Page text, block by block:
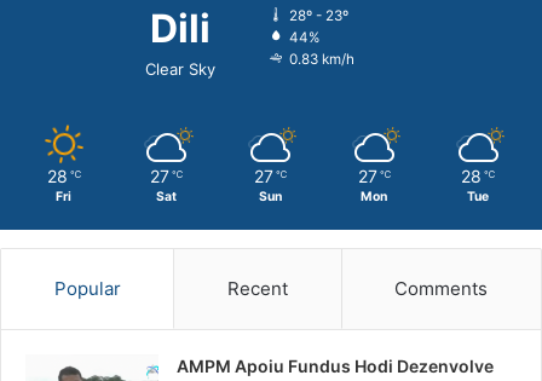
Dili
Clear Sky
28º - 23º
44%
0.83 km/h
28 ℃
Fri
27 ℃
Sat
27 ℃
Sun
27 ℃
Mon
28 ℃
Tue
Popular Recent Comments
AMPM Apoiu Fundus Hodi Dezenvolve